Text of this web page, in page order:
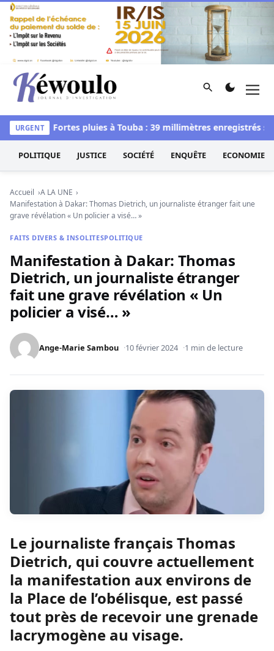
Aller au contenu
Kéwoulo, le premier site d'information et d'investigation
Rechercher
URGENTFortes pluies à Touba : 39 millimètres enregistrés
POLITIQUE JUSTICE SOCIÉTÉ ENQUÊTE ECONOMIE
Accueil
A LA UNE
Manifestation à Dakar: Thomas Dietrich, un journaliste étranger fait une
grave révélation « Un policier a visé… »
FAITS DIVERS & INSOLITESPOLITIQUE
Manifestation à Dakar: Thomas
Dietrich, un journaliste étranger
fait une grave révélation « Un
policier a visé… »
Ange-Marie Sambou 10 février 2024 1 min de lecture
Le journaliste français Thomas
Dietrich, qui couvre actuellement
la manifestation aux environs de
la Place de l’obélisque, est passé
tout près de recevoir une grenade
lacrymogène au visage.